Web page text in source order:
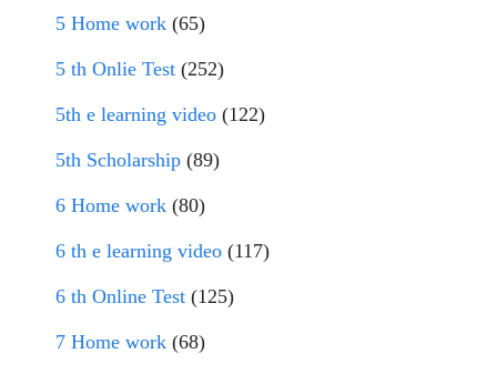
5 Home work (65)
5 th Onlie Test (252)
5th e learning video (122)
5th Scholarship (89)
6 Home work (80)
6 th e learning video (117)
6 th Online Test (125)
7 Home work (68)